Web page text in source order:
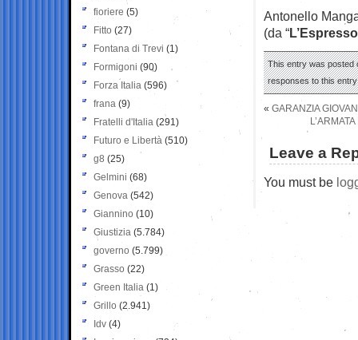
Antonello
(da “
This entry was posted
responses to this
« GARANZIA
Leave a
You must be
fioriere (5)
Fitto (27)
Fontana di Trevi (1)
Formigoni (90)
Forza Italia (596)
frana (9)
Fratelli d'Italia (291)
Futuro e Libertà (510)
g8 (25)
Gelmini (68)
Genova (542)
Giannino (10)
Giustizia (5.784)
governo (5.799)
Grasso (22)
Green Italia (1)
Grillo (2.941)
Idv (4)